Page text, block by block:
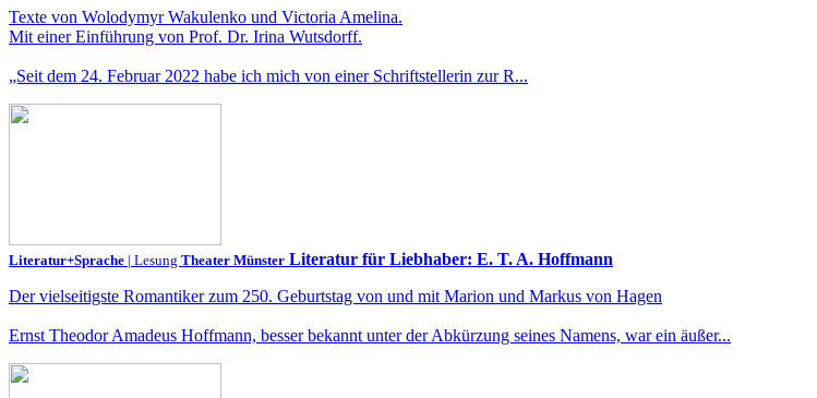
Texte von Wolodymyr Wakulenko und Victoria Amelina.
Mit einer Einführung von Prof. Dr. Irina Wutsdorff.
„Seit dem 24. Februar 2022 habe ich mich von einer Schriftstellerin zur R...
Literatur+Sprache | Lesung Theater Münster Literatur für Liebhaber: E. T. A. Hoffmann
Der vielseitigste Romantiker zum 250. Geburtstag von und mit Marion und Markus von Hagen
Ernst Theodor Amadeus Hoffmann, besser bekannt unter der Abkürzung seines Namens, war ein äußer...